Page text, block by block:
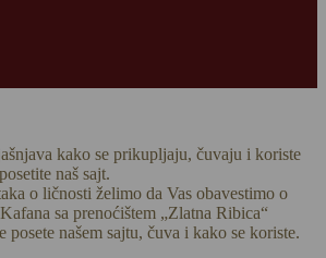
kako se prikupljaju, čuvaju i koriste
naš sajt.
o ličnosti želimo da Vas obavestimo o
sa prenoćištem „Zlatna Ribica“
našem sajtu, čuva i kako se koriste.